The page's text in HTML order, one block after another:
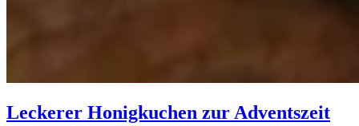
Leckerer Honigkuchen zur Adventszeit